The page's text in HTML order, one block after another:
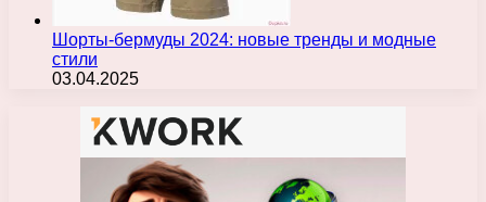
Шорты-бермуды 2024: новые тренды и модные
стили
03.04.2025